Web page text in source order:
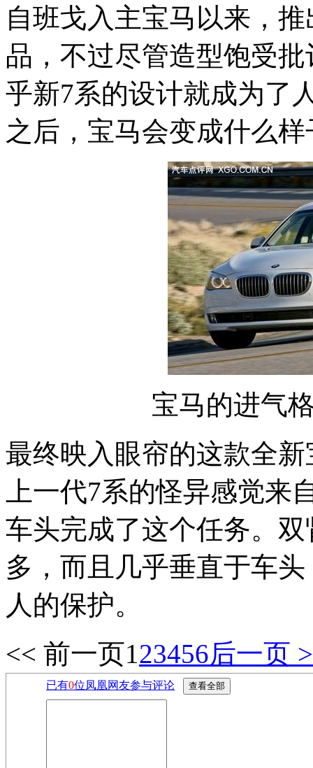
自班戈入主宝马以来，
品，不过尽管造型饱受
乎新7系的设计就成为了
之后，宝马会变成什么样
宝马的进气
最终映入眼帘的这款全
上一代7系的怪异感觉来
车头完成了这个任务。
多，而且几乎垂直于车
人的保护。
<< 前一页123456后一页
已有0位凤凰网友参与评论